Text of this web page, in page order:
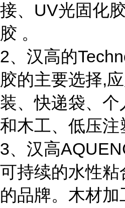
接、UV光固化
胶 。
2、汉高的
胶的主要选择,
装、快递袋、
和木工、低压注
3、汉高
可持续的水性粘
的品牌。木材